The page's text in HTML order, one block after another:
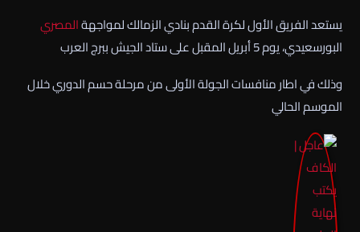
يستعد الفريق الأول لكرة القدم بنادي الزمالك لمواجهةالمصري
البورسعيدي، يوم 5 أبريل المقبل على ستاد الجيش ببرج العرب
وذلك في اطار منافسات الجولة الأولى من مرحلة حسم الدوري خلال
الموسم الحالي